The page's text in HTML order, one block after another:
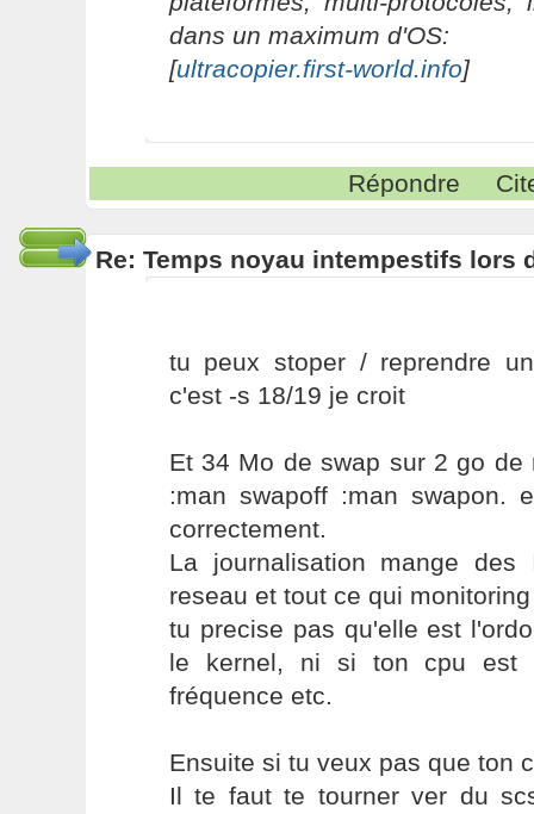
dans un maximum d'OS:
[ultracopier.first-world.info]
Répondre
Re: Temps noyau intempestifs lors
tu peux stoper / reprendre
c'est -s 18/19 je croit
Et 34 Mo de swap sur 2 go de
:man swapoff :man swapon.
correctement.
La journalisation mange
reseau et tout ce qui
tu precise pas qu'elle est
le kernel, ni si ton cpu est
fréquence etc.
Ensuite si tu veux pas que ton
Il te faut te tourner ver du